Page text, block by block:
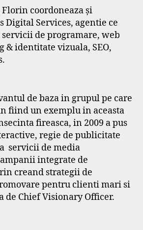
coordoneaza și
Digital Services, agentie ce
de programare, web
& identitate vizuala, SEO,
de baza in grupul pe care
fiind un exemplu in aceasta
fireasca, in 2009 a pus
regie de publicitate
servicii de media
integrate de
creand strategii de
pentru clienti mari si
Chief Visionary Officer.